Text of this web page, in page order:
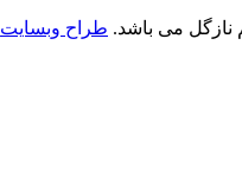
نازگل می باشد. طراح وبسایت